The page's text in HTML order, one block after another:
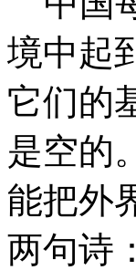
境中起
它们的
是空的
能把外
两句诗